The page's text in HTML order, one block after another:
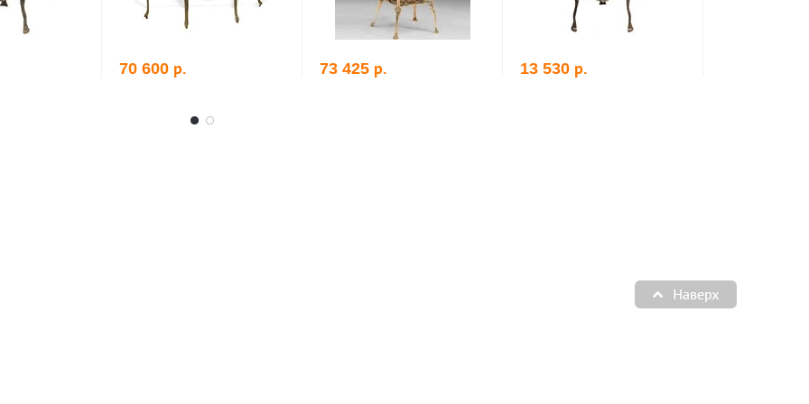
70 600 р. 73 425 р. 13 530 р.